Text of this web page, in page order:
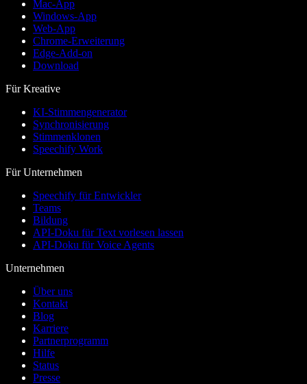
Mac-App
Windows-App
Web-App
Chrome-Erweiterung
Edge-Add-on
Download
Für Kreative
KI-Stimmengenerator
Synchronisierung
Stimmenklonen
Speechify Work
Für Unternehmen
Speechify für Entwickler
Teams
Bildung
API-Doku für Text vorlesen lassen
API-Doku für Voice Agents
Unternehmen
Über uns
Kontakt
Blog
Karriere
Partnerprogramm
Hilfe
Status
Presse